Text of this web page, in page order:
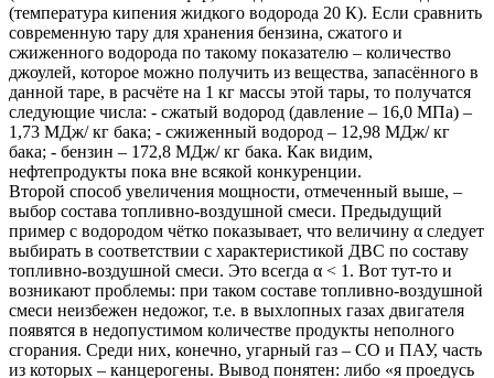
(температура кипения жидкого водорода 20 К). Если сравнить
современную тару для хранения бензина, сжатого и
сжиженного водорода по такому показателю – количество
джоулей, которое можно получить из вещества, запасённого в
данной таре, в расчёте на 1 кг массы этой тары, то получатся
следующие числа: - сжатый водород (давление – 16,0 МПа) –
1,73 МДж/ кг бака; - сжиженный водород – 12,98 МДж/ кг
бака; - бензин – 172,8 МДж/ кг бака. Как видим,
нефтепродукты пока вне всякой конкуренции.
Второй способ увеличения мощности, отмеченный выше, –
выбор состава топливно-воздушной смеси. Предыдущий
пример с водородом чётко показывает, что величину α следует
выбирать в соответствии с характеристикой ДВС по составу
топливно-воздушной смеси. Это всегда α < 1. Вот тут-то и
возникают проблемы: при таком составе топливно-воздушной
смеси неизбежен недожог, т.е. в выхлопных газах двигателя
появятся в недопустимом количестве продукты неполного
сгорания. Среди них, конечно, угарный газ – СО и ПАУ, часть
из которых – канцерогены. Вывод понятен: либо «я проедусь